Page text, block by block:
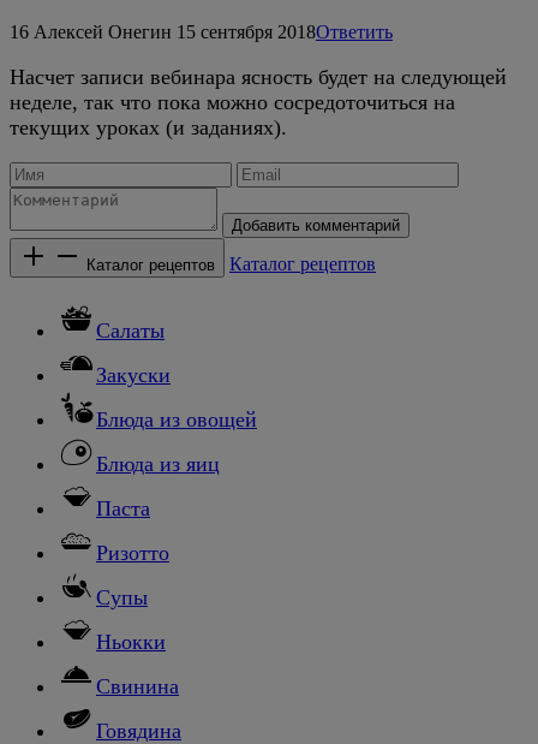
16 Алексей Онегин 15 сентября 2018Ответить
Насчет записи вебинара ясность будет на следующей
неделе, так что пока можно сосредоточиться на
текущих уроках (и заданиях).
Добавить комментарий
Каталог рецептов Каталог рецептов
Салаты
Закуски
Блюда из овощей
Блюда из яиц
Паста
Ризотто
Супы
Ньокки
Свинина
Говядина